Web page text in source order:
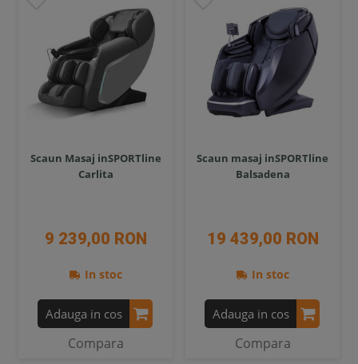
Scaun Masaj inSPORTline
Carlita
9 239,00 RON
In stoc
Adauga in cos
Compara
Scaun masaj inSPORTline
Balsadena
19 439,00 RON
In stoc
Adauga in cos
Compara